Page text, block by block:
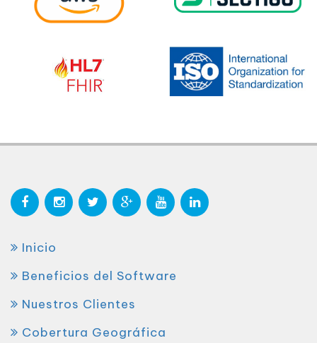
Inicio
Beneficios del Software
Nuestros Clientes
Cobertura Geográfica